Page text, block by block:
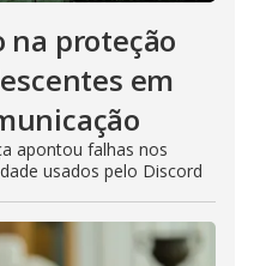
na proteção
em
apontou falhas nos
usados pelo Discord